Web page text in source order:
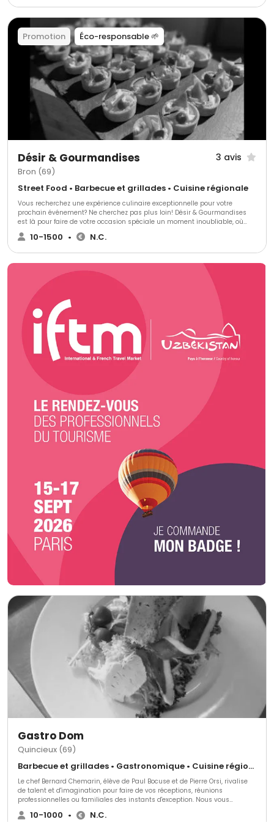
Promotion Éco-responsable 🌱
Désir & Gourmandises 3 avis
Bron (69)
Street Food • Barbecue et grillades • Cuisine régionale
Vous recherchez une expérience culinaire exceptionnelle pour votre
prochain événement? Ne cherchez pas plus loin! Désir & Gourmandises
est là pour faire de votre occasion spéciale un moment inoubliable, où
chaque bouchée est une célébration de la gastronomie. Nous sommes
fiers de vous présenter notre gamme exquise de délices gastronomiques,
sélection alléchante de formules de petit déjeuner à partir de seulement 9
euros, ainsi que des options de brunch pour une expérience matinale
délicieuse et relaxante. Ce qui distingue Désir & Gourmandises, c'est notre
engagement envers la qualité, la fraîcheur et la créativité. Chaque plat
est préparé avec soin par nos chefs talentueux, utilisant les meilleurs
ingrédients de saison pour garantir une explosion de saveurs dans
chaque assiette. Et ce n'est pas tout! Nous offrons également des services
sur mesure pour répondre à vos besoins spécifiques. Que vous souhaitiez
une livraison à votre porte ou préfériez retirer votre commande en
magasin, nous nous assurerons que votre expérience avec Désir &
Gourmandises soit sans tracas et délicieusement satisfaisante. Alors,
pourquoi attendre? Émerveillez vos invités avec Désir & Gourmandises et
transformez votre événement en un festin mémorable dont tout le monde
se souviendra. Commandez dès aujourd'hui laissez-nous vous emmener
dans un voyage gustatif incomparable!
10-1500 • N.C.
Gastro Dom
Quincieux (69)
Barbecue et grillades • Gastronomique • Cuisine régionale
Le chef Bernard Chemarin, élève de Paul Bocuse et de Pierre Orsi, rivalise
de talent et d'imagination pour faire de vos réceptions, réunions
professionnelles ou familiales des instants d'exception. Nous vous
accueillons dans notre restaurant Tante Yvonne où vous pourrez venir
déguster nos confections pour votre jour J.
10-1000 • N.C.